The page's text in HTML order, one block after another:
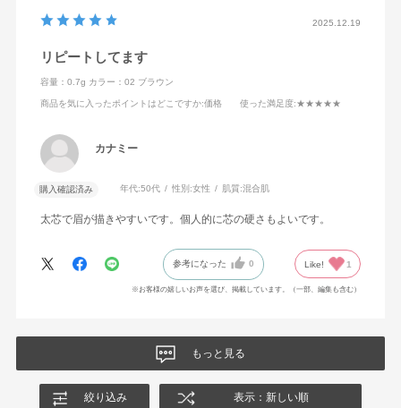
2025.12.19
リピートしてます
容量：0.7g カラー：02 ブラウン
商品を気に入ったポイントはどこですか:価格 使った満足度:★★★★★
カナミー
購入確認済み 年代:50代 性別:女性 肌質:混合肌
太芯で眉が描きやすいです。個人的に芯の硬さもよいです。
参考になった 0 Like! 1
※お客様の嬉しいお声を選び、掲載しています。（一部、編集も含む）
もっと見る
絞り込み 表示：新しい順